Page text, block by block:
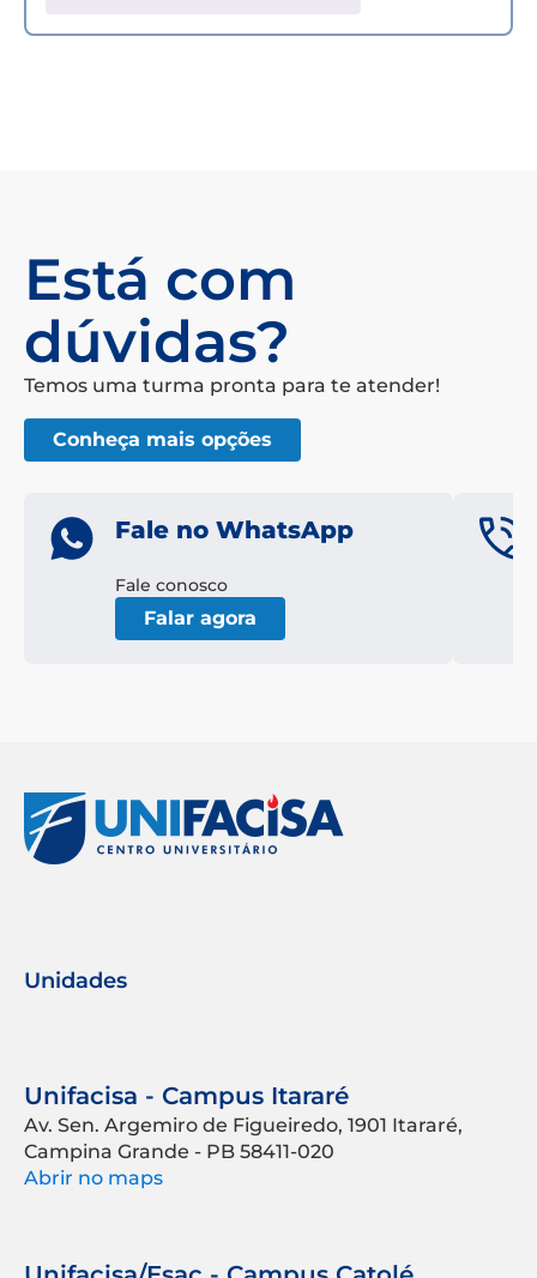
Está com
dúvidas?
Temos uma turma pronta para te atender!
Conheça mais opções
Fale no WhatsApp
Fale conosco
Falar agora
Unidades
Unifacisa - Campus Itararé
Av. Sen. Argemiro de Figueiredo, 1901 Itararé,
Campina Grande - PB 58411-020
Abrir no maps